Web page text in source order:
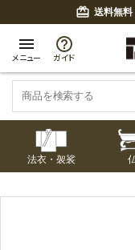
card_giftcard 送料無料
menu
メニュー ガイド
七条袈裟
法衣・袈裟
経本入・念珠入